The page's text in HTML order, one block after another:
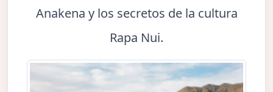
Anakena y los secretos de la cultura
Rapa Nui.